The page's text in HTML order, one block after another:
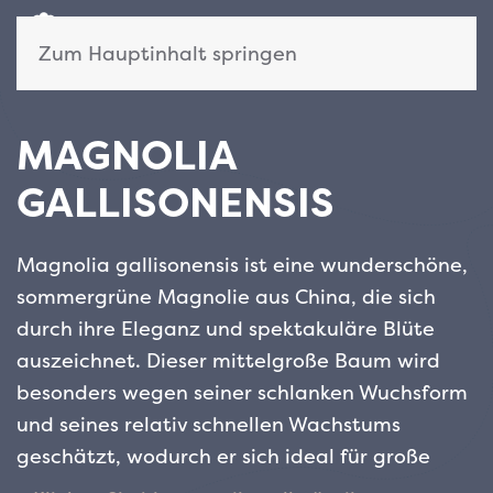
Zum Hauptinhalt springen
MAGNOLIA
GALLISONENSIS
Magnolia gallisonensis ist eine wunderschöne,
sommergrüne Magnolie aus China, die sich
durch ihre Eleganz und spektakuläre Blüte
auszeichnet. Dieser mittelgroße Baum wird
besonders wegen seiner schlanken Wuchsform
und seines relativ schnellen Wachstums
geschätzt, wodurch er sich ideal für große